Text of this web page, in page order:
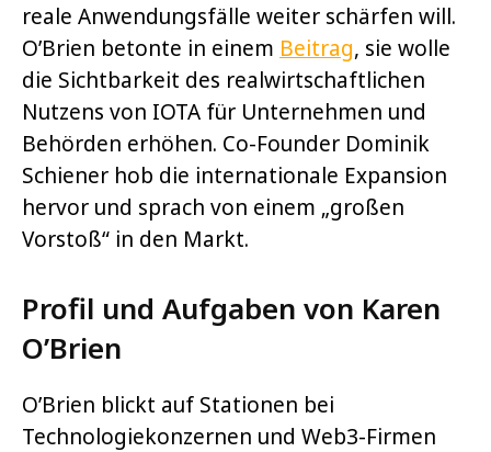
reale Anwendungsfälle weiter schärfen will.
O’Brien betonte in einem Beitrag, sie wolle
die Sichtbarkeit des realwirtschaftlichen
Nutzens von IOTA für Unternehmen und
Behörden erhöhen. Co-Founder Dominik
Schiener hob die internationale Expansion
hervor und sprach von einem „großen
Vorstoß“ in den Markt.
Profil und Aufgaben von Karen
O’Brien
O’Brien blickt auf Stationen bei
Technologiekonzernen und Web3-Firmen